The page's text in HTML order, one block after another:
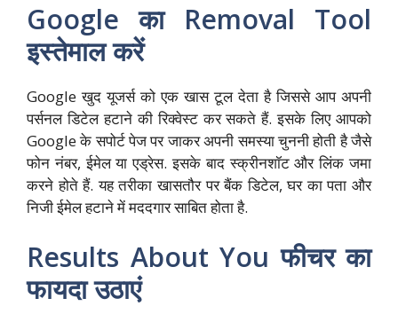
Google का Removal Tool
इस्तेमाल करें
Google खुद यूजर्स को एक खास टूल देता है जिससे आप अपनी
पर्सनल डिटेल हटाने की रिक्वेस्ट कर सकते हैं. इसके लिए आपको
Google के सपोर्ट पेज पर जाकर अपनी समस्या चुननी होती है जैसे
फोन नंबर, ईमेल या एड्रेस. इसके बाद स्क्रीनशॉट और लिंक जमा
करने होते हैं. यह तरीका खासतौर पर बैंक डिटेल, घर का पता और
निजी ईमेल हटाने में मददगार साबित होता है.
Results About You फीचर का
फायदा उठाएं